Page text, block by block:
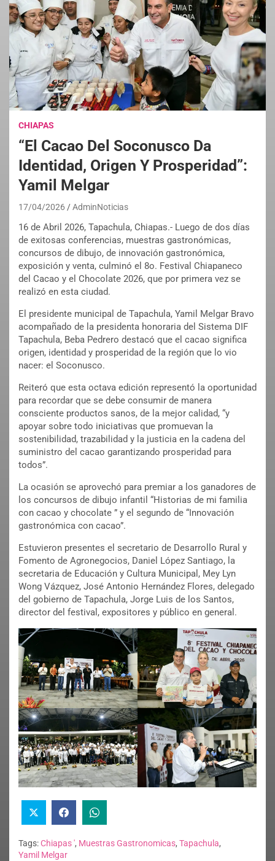
CHIAPAS
“El Cacao Del Soconusco Da
Identidad, Origen Y Prosperidad”:
Yamil Melgar
17/04/2026 AdminNoticias
16 de Abril 2026, Tapachula, Chiapas.- Luego de dos días
de exitosas conferencias, muestras gastronómicas,
concursos de dibujo, de innovación gastronómica,
exposición y venta, culminó el 8o. Festival Chiapaneco
del Cacao y el Chocolate 2026, que por primera vez se
realizó en esta ciudad.
El presidente municipal de Tapachula, Yamil Melgar Bravo
acompañado de la presidenta honoraria del Sistema DIF
Tapachula, Beba Pedrero destacó que el cacao significa
origen, identidad y prosperidad de la región que lo vio
nacer: el Soconusco.
Reiteró que esta octava edición representó la oportunidad
para recordar que se debe consumir de manera
consciente productos sanos, de la mejor calidad, “y
apoyar sobre todo iniciativas que promuevan la
sostenibilidad, trazabilidad y la justicia en la cadena del
suministro del cacao garantizando prosperidad para
todos”.
La ocasión se aprovechó para premiar a los ganadores de
los concursos de dibujo infantil “Historias de mi familia
con cacao y chocolate ” y el segundo de “Innovación
gastronómica con cacao”.
Estuvieron presentes el secretario de Desarrollo Rural y
Fomento de Agronegocios, Daniel López Santiago, la
secretaria de Educación y Cultura Municipal, Mey Lyn
Wong Vázquez, José Antonio Hernández Flores, delegado
del gobierno de Tapachula, Jorge Luis de los Santos,
director del festival, expositores y público en general.
Tags:Chiapas ', Muestras Gastronomicas, Tapachula,
Yamil Melgar